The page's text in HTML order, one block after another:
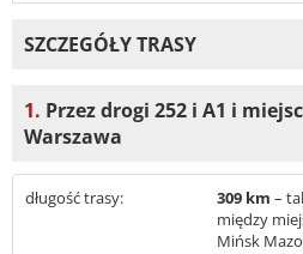
SZCZEGÓŁY TRASY
1. Przez drogi 252 i A1 i
Warszawa
długość trasy: 309 km –
między
Mińsk